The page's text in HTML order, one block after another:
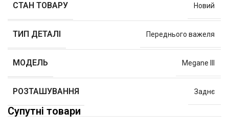
СТАН ТОВАРУ Новий
ТИП ДЕТАЛІ Переднього важеля
МОДЕЛЬ Megane III
РОЗТАШУВАННЯ Заднє
Супутні товари